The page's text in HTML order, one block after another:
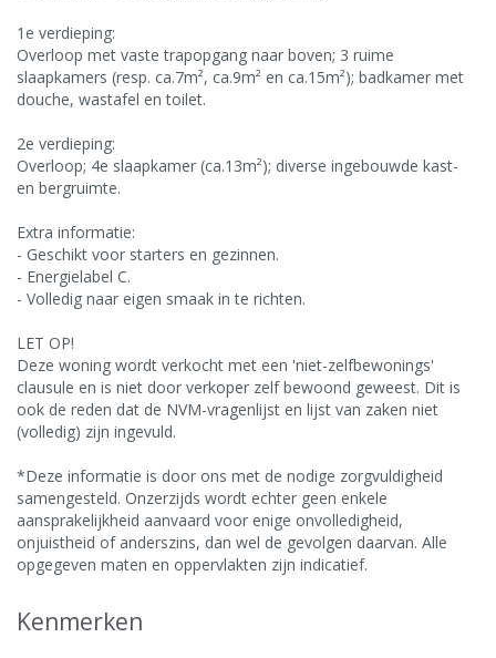
1e verdieping:
Overloop met vaste trapopgang naar boven; 3 ruime
slaapkamers (resp. ca.7m², ca.9m² en ca.15m²); badkamer met
douche, wastafel en toilet.
2e verdieping:
Overloop; 4e slaapkamer (ca.13m²); diverse ingebouwde kast-
en bergruimte.
Extra informatie:
- Geschikt voor starters en gezinnen.
- Energielabel C.
- Volledig naar eigen smaak in te richten.
LET OP!
Deze woning wordt verkocht met een 'niet-zelfbewonings'
clausule en is niet door verkoper zelf bewoond geweest. Dit is
ook de reden dat de NVM-vragenlijst en lijst van zaken niet
(volledig) zijn ingevuld.
*Deze informatie is door ons met de nodige zorgvuldigheid
samengesteld. Onzerzijds wordt echter geen enkele
aansprakelijkheid aanvaard voor enige onvolledigheid,
onjuistheid of anderszins, dan wel de gevolgen daarvan. Alle
opgegeven maten en oppervlakten zijn indicatief.
Kenmerken